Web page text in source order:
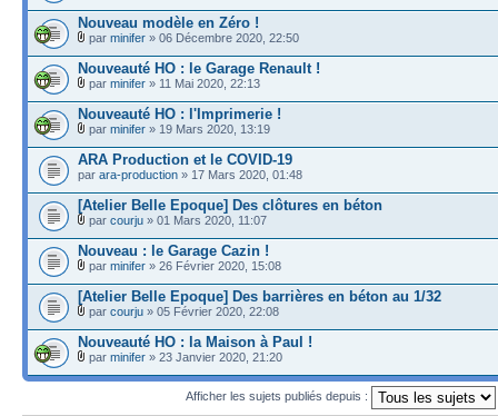
Nouveau modèle en Zéro !
par minifer » 06 Décembre 2020, 22:50
Nouveauté HO : le Garage Renault !
par minifer » 11 Mai 2020, 22:13
Nouveauté HO : l'Imprimerie !
par minifer » 19 Mars 2020, 13:19
ARA Production et le COVID-19
par ara-production » 17 Mars 2020, 01:48
[Atelier Belle Epoque] Des clôtures en béton
par courju » 01 Mars 2020, 11:07
Nouveau : le Garage Cazin !
par minifer » 26 Février 2020, 15:08
[Atelier Belle Epoque] Des barrières en béton au 1/32
par courju » 05 Février 2020, 22:08
Nouveauté HO : la Maison à Paul !
par minifer » 23 Janvier 2020, 21:20
Afficher les sujets publiés depuis :